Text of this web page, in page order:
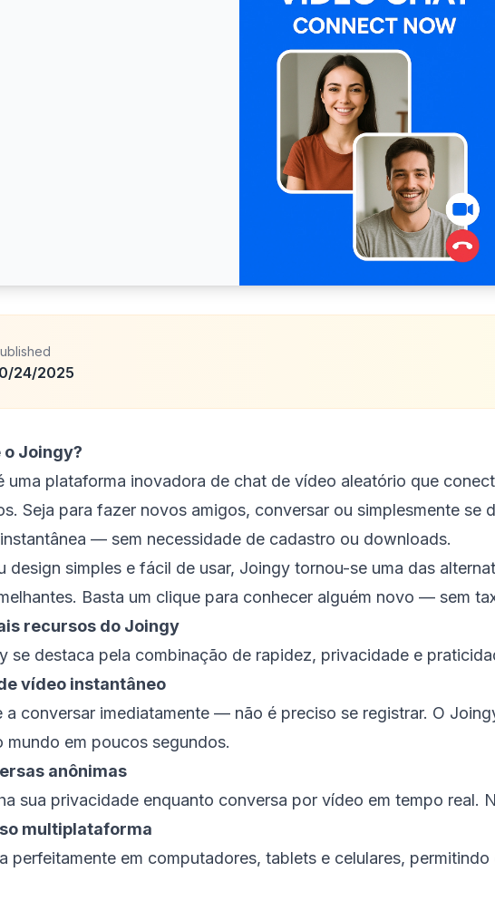
24/2025
o Joingy?
uma plataforma inovadora de chat de vídeo aleatório que
Seja para fazer novos amigos, conversar ou simplesmente se
— sem necessidade de cadastro ou downloads.
design simples e fácil de usar, Joingy tornou-se uma das
Basta um clique para conhecer alguém novo — sem
recursos do Joingy
se destaca pela combinação de rapidez, privacidade e
vídeo instantâneo
a conversar imediatamente — não é preciso se registrar. O
mundo em poucos segundos.
anônimas
sua privacidade enquanto conversa por vídeo em tempo real.
multiplataforma
perfeitamente em computadores, tablets e celulares,